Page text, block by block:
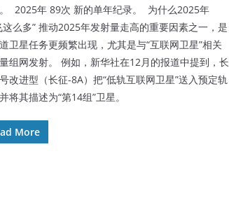
2025年 89次 新的单年纪录。 ​ 为什么2025年
这么多”​ 推动2025年发射量走高的重要因素之一，是
卫星任务更频繁出现，尤其是与“互联网卫星”相关
组网发射。​ 例如，新华社在12月的报道中提到，长
改进型（长征-8A）把“低轨互联网卫星”送入预定轨
将其描述为“第14组”卫星。​
More